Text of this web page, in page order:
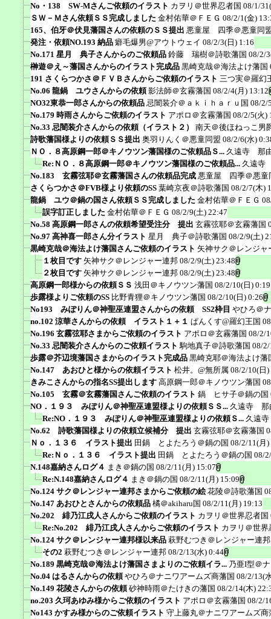
No・138 SW-Mさんご依頼のイラスト カヲリ＠世界忍者国 08/1/
ＳＷ－Ｍさん依頼ＳＳ完成しました 金村佑華＠ＦＥＧ 08/2/1(金)
165、伯牙＠伏見藩国さんの依頼のＳＳ提出 悪童屋 四季＠悪童同
発注・依頼NO.193 納品 癖毛爆男@アウトウェイ 08/2/3(日) 1:16
No.171 星月 典子さんからのご依頼品 鈴藤 瑞樹＠詩歌藩国 08/2/
榊遊＠え～藩国さんからのイラスト完成品 黒崎克哉＠海法よけ藩国
191 さくらつかさ＠ＦＶＢさんからご依頼のイラスト 三つ実＠羅幻
No.06 龍鍋 ユウさんからの依頼 影法師＠玄霧藩国 08/2/4(月) 13:12
NO32東恭一郎さんからの依頼品 忌闇装介＠ａｋｉｈａｒｕ国 08/2/
No.179 時雨さんからご依頼のイラスト アポロ＠玄霧藩国 08/2/5(火)
No.33 忌闇装介さんからの依頼（イラスト２）
南天＠後ほねっこ男
詩歌藩国様よりの依頼ＳＳ提出 奥羽りんく＠悪童同盟 08/2/6(水)
ＮＯ．８高原鋼一郎＠キノウツン藩国様のご依頼品Ｓ... 久遠寺 那
Re:ＮＯ．８高原鋼一郎＠キノウツン藩国様のご依頼品... 久遠寺
No.183 玄霧弦耶＠玄霧藩国さんの依頼品完成 悪童屋 四季＠悪童
さくらつかさ＠FVB様より依頼のSS 葉崎京夜＠詩歌藩国 08/2/7(木)
龍鍋 ユウ＠鍋の国さん依頼ＳＳ完成しました 金村佑華＠ＦＥＧ
誤字訂正しました 金村佑華＠ＦＥＧ 08/2/9(土) 22:47
No.58 高原鋼一郎さんの依頼希望受注分 提出 玄霧弦耶＠玄霧藩国
No.97 高神喜一郎さん分イラスト 星月 典子＠詩歌藩国 08/2/9(土)
黒崎克哉＠海法よけ藩国さんご依頼のイラスト 矢神サク＠レンジャ
１枚目です 矢神サク＠レンジャー連邦 08/2/9(土) 23:48
２枚目です 矢神サク＠レンジャー連邦 08/2/9(土) 23:48
高原鋼一郎様からの依頼ＳＳ 浅田＠キノウツン藩国 08/2/10(日) 0:19
歩露様よりご依頼のSS 比野青狸＠キノウツン藩国 08/2/10(日) 0:26
No193 みぽりん＠神聖巫連盟さんからの依頼 SS2枠目 やひろ＠
no.102 涼華さんからの依頼 イラスト１＋１ ぱんくす@羅幻王国
No.196 玄霧弦耶さまからご依頼のイラスト アポロ＠玄霧藩国 08/2/
No.33 忌闇装介さんからのご依頼イラスト 駒地真子＠詩歌藩国 08/
歩露＠芥辺境藩国さまからのイラスト完成品 黒崎克耶＠海法よけ藩
No.147 あおひと様からの依頼イラスト 松井。@無所属 08/2/10(日)
きみこさんからの指名SS提出します 高原鋼一郎＠キノウツン藩国
No.105 玄霧＠玄霧藩国さんご依頼のイラスト 鍋 ヒサ子＠鍋の国
NO．１９３ みぽりん＠神聖巫連盟様よりの依頼ＳＳ... 久遠寺 那
Re:NO．１９３ みぽりん＠神聖巫連盟様よりの依頼Ｓ... 久遠
No.62 詩歌藩国様よりの依頼立候補分 提出 玄霧弦耶＠玄霧藩国
Ｎｏ．１３６ イラスト提出 田鍋 とよたろう＠鍋の国 08/2/11(月)
Re:Ｎｏ．１３６ イラスト提出 田鍋 とよたろう＠鍋の国 08/
N.148嘉納さんログ４ まき＠鍋の国 08/2/11(月) 15:07
Re:N.148嘉納さんログ４ まき＠鍋の国 08/2/11(月) 15:09
No.124 サク＠レンジャー連邦さまからご依頼の絵 花陵＠詩歌藩国
No.147 あおひとさんからの依頼品 橘＠akiharu国 08/2/11(月) 19:13
No.202 緋乃江戌人さんからご依頼のイラスト カヲリ＠世界忍者国
Re:No.202 緋乃江戌人さんからご依頼のイラスト カヲリ＠世界
No.124 サク＠レンジャー連邦様以来品 萩野むつき＠レンジャー連邦
その2 萩野むつき＠レンジャー連邦 08/2/13(水) 0:44
No.189 黒崎克哉＠海法よけ藩国さまよりのご依頼イラ... 乃亜I型＠
No.04 はるさんからの依頼 やひろ＠ナニワアームズ商藩国 08/2/13(
No.149 花陵さんからの依頼 砂神時雨＠たけきの藩国 08/2/14(木)
no.203 久珂あゆみ様からご依頼のイラスト アポロ＠玄霧藩国 08/2/
No143 かすみ様からのご依頼イラスト 守上藤丸＠ナニワアームズ商